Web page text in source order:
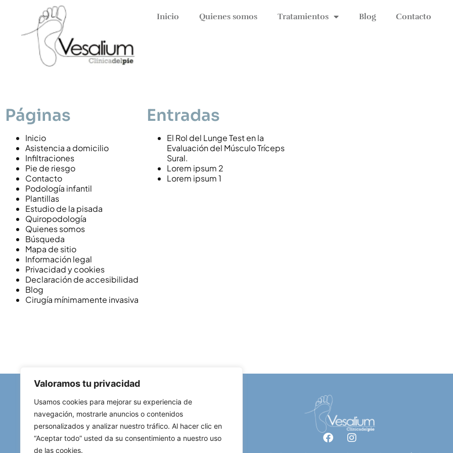
Valoramos tu privacidad
Usamos cookies para mejorar su experiencia de
navegación, mostrarle anuncios o contenidos
personalizados y analizar nuestro tráfico. Al hacer clic en
“Aceptar todo” usted da su consentimiento a nuestro uso
de las cookies.
Inicio Quienes somos Tratamientos Blog Contacto
Páginas
Inicio
Asistencia a domicilio
Infiltraciones
Pie de riesgo
Contacto
Podología infantil
Plantillas
Estudio de la pisada
Quiropodología
Quienes somos
Búsqueda
Mapa de sitio
Información legal
Privacidad y cookies
Declaración de accesibilidad
Blog
Cirugía mínimamente invasiva
Entradas
El Rol del Lunge Test en la
Evaluación del Músculo Tríceps
Sural.
Lorem ipsum 2
Lorem ipsum 1